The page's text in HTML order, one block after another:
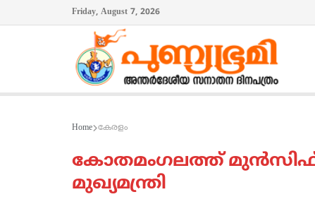
Friday, August 7, 2026
Home കേരളം
കോതമംഗലത്ത് മുന്‍സിഫ്
മുഖ്യമന്ത്രി